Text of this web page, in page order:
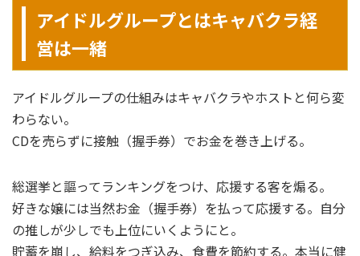
アイドルグループとはキャバクラ経
営は一緒
アイドルグループの仕組みはキャバクラやホストと何ら変
わらない。
CDを売らずに接触（握手券）でお金を巻き上げる。
総選挙と謳ってランキングをつけ、応援する客を煽る。
好きな嬢には当然お金（握手券）を払って応援する。自分
の推しが少しでも上位にいくようにと。
貯蓄を崩し、給料をつぎ込み、食費を節約する。本当に健